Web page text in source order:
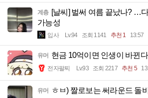
계층 [날씨] 벌써 여름 끝났나? …
가능성
입사 Lv.94 조회 1141 추천 1 13:57
유머 현금 10억이면 인생이 바뀐
전자팔찌 Lv.93 조회 2217 추천 5
유머 ㅎㅂ) 짤로보는 써라운드 돌